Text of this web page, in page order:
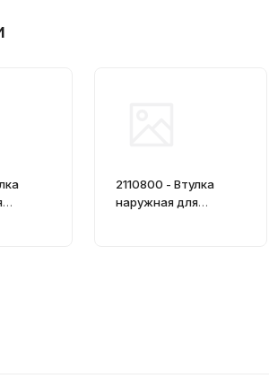
2110800 - Втулка
наружная для